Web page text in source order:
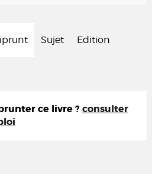
Sujet Edition
ce livre ? consulter